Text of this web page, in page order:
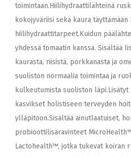
toimintaan.Hiilihydraattilähteinä
kokojyväriisi sekä kaura täyttämään
hiilihydraattitarpeet.Kuidun
yhdessä tomaatin kanssa. Sisältää
kaurasta, riisistä, porkkanasta ja
suoliston normaalia toimintaa ja
kulkeutumista suoliston
kasvikset holistiseen terveyden
ylläpitoon.Sisältää ainutlaatuiset,
probioottilisäravinteet
Lactohealth™, jotka tukevat koiran